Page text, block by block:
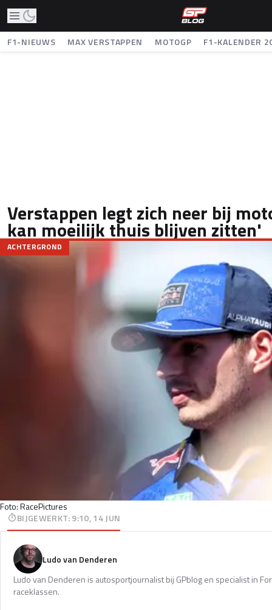
F1-NIEUWS MAX VERSTAPPEN MOTOGP F1-KALENDER
Verstappen legt zich neer bij
kan moeilijk thuis blijven zitten'
Foto: RacePictures
ACHTERGROND
BIJGEWERKT:9:10, 14 JUN
Ludo van Denderen
Ludo van Denderen is autosportjournalist bij GPblog en specialist in
raceklassen.